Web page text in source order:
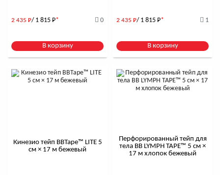
2 435 Р/ 1 815 Р* 0
В корзину
2 435 Р/ 1 815 Р* 1
В корзину
Кинезио тейп BBTape™ LITE 5
см × 17 м бежевый
Перфорированный тейп для
тела BB LYMPH TAPE™ 5 см ×
17 м хлопок бежевый